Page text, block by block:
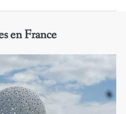
en France